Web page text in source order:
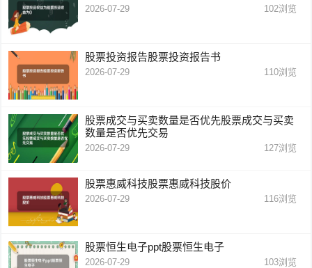
2026-07-29 102浏览
股票投资报告股票投资报告书
2026-07-29 110浏览
股票成交与买卖数量是否优先股票成交与买卖
数量是否优先交易
2026-07-29 127浏览
股票惠威科技股票惠威科技股价
2026-07-29 116浏览
股票恒生电子ppt股票恒生电子
2026-07-29 103浏览